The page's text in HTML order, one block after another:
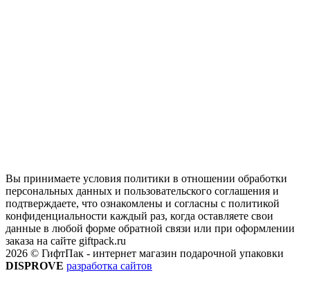
Вы принимаете условия политики в отношении обработки
персональных данных и пользовательского соглашения и
подтверждаете, что ознакомлены и согласны с политикой
конфиденциальности каждый раз, когда оставляете свои
данные в любой форме обратной связи или при оформлении
заказа на сайте giftpack.ru
2026 © ГифтПак - интернет магазин подарочной упаковки
DISPROVE разработка сайтов